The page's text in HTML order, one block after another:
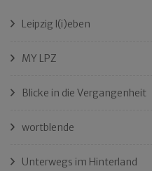
Leipzig l(i)eben
MY LPZ
Blicke in die Vergangenheit
wortblende
Unterwegs im Hinterland